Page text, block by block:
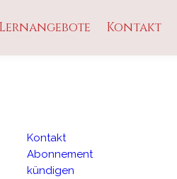
Lernangebote Kontakt
Kontakt
Abonnement
kündigen